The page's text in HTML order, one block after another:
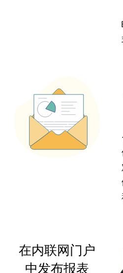
在内联网门户
中发布报表